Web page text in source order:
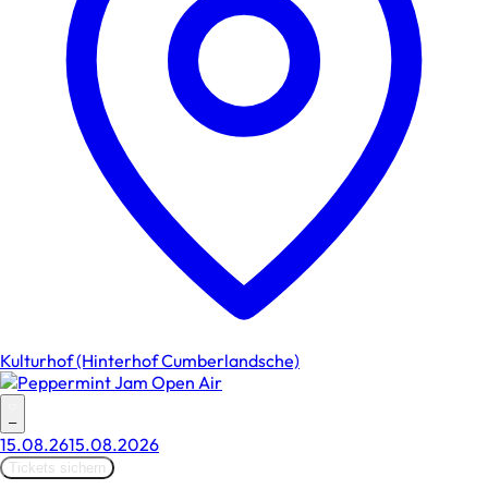
Kulturhof (Hinterhof Cumberlandsche)
–
15.08.2615.08.2026
Tickets sichern